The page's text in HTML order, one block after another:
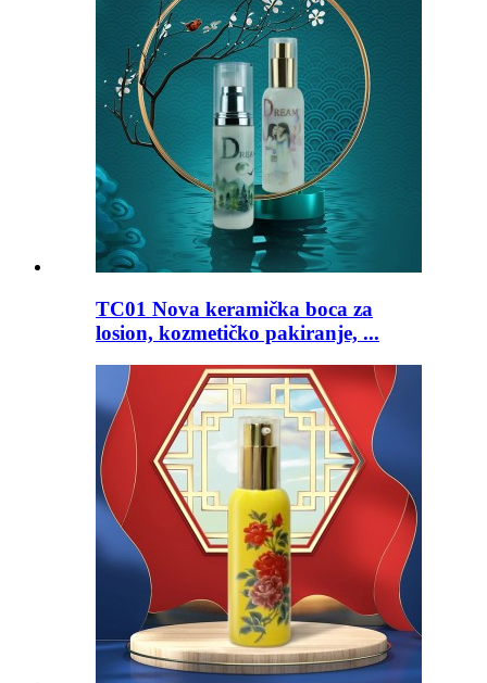
TC01 Nova keramička boca za
losion, kozmetičko pakiranje, ...